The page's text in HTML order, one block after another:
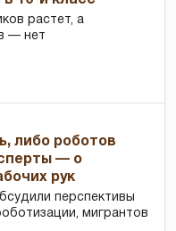
растет, а
— нет
либо роботов
— о
рук
перспективы
мигрантов